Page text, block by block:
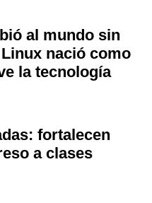
al mundo sin
nació como
la tecnología
fortalecen
a clases